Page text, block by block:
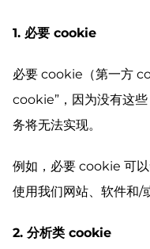
1. 必要 cookie
必要 cookie（第一方
cookie”，因为没有这
务将无法实现。
例如，必要 cookie 可
使用我们网站、软件和/
2. 分析类 cookie